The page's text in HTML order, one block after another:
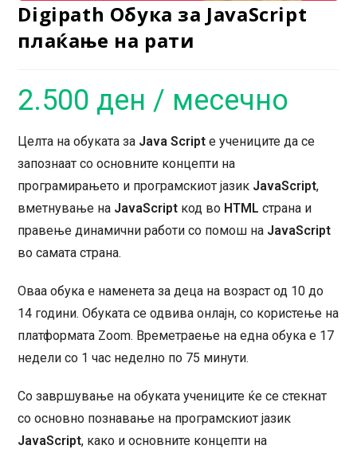
Digipath Обука за JavaScript
плаќање на рати
2.500 ден / месечно
Целта на обуката за Java Script e учениците да се
запознаат со основните концепти на
програмирањето и програмскиот јазик JavaScript,
вметнување на JavaScript код во HTML страна и
правење динамични работи со помош на JavaScript
во самата страна.
Оваа обука е наменета за деца на возраст од 10 до
14 години. Обуката се одвива онлајн, со користење на
платформата Zoom. Времетраење на една обука е 17
недели со 1 час неделно по 75 минути.
Со завршување на обуката учениците ќе се стекнат
со основно познавање на програмскиот јазик
JavaScript, како и основните концепти на